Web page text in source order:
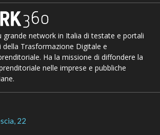
grande network in Italia di testate e portali
della Trasformazione Digitale e
Ha la missione di diffondere la
nelle imprese e pubbliche
22